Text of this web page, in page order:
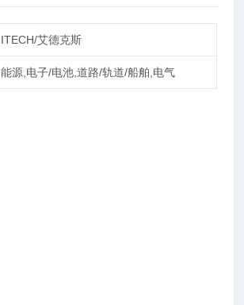
ITECH/艾德克斯
能源,电子/电池,道路/轨道/船舶,电气